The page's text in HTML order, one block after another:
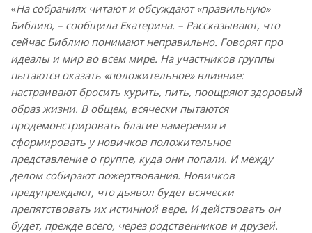
«На собраниях читают и обсуждают «правильную»
Библию, – сообщила Екатерина. – Рассказывают, что
сейчас Библию понимают неправильно. Говорят про
идеалы и мир во всем мире. На участников группы
пытаются оказать «положительное» влияние:
настраивают бросить курить, пить, поощряют здоровый
образ жизни. В общем, всячески пытаются
продемонстрировать благие намерения и
сформировать у новичков положительное
представление о группе, куда они попали. И между
делом собирают пожертвования. Новичков
предупреждают, что дьявол будет всячески
препятствовать их истинной вере. И действовать он
будет, прежде всего, через родственников и друзей.